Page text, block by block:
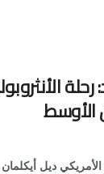
الأوسط
ديل